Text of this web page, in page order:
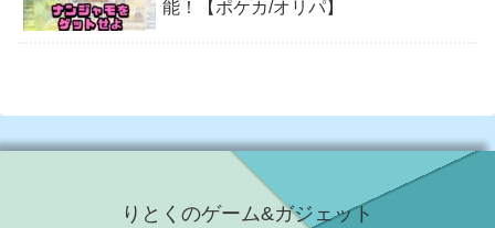
能！【ポケカ/オリパ】
りとくのゲーム&ガジェット